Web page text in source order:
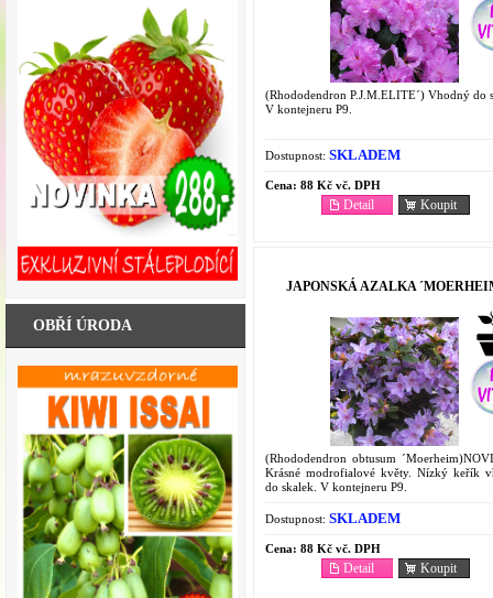
OBŘÍ ÚRODA
(Rhododendron P.J.M.ELITE´) Vhodný do
V kontejneru P9.
Dostupnost: SKLADEM
Cena: 88 Kč vč. DPH
Koupit
Detail
JAPONSKÁ AZALKA
(Rhododendron obtusum
Krásné modrofialové květy. Nízký keřík
do skalek. V kontejneru P9.
Dostupnost: SKLADEM
Cena: 88 Kč vč. DPH
Koupit
Detail